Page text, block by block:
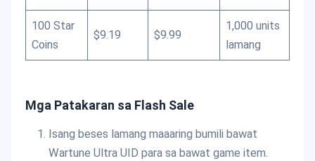
100 Star
Coins
$9.19 $9.99
1,000 units
lamang
Mga Patakaran sa Flash Sale
Isang beses lamang maaaring bumili bawat
Wartune Ultra UID para sa bawat game item.